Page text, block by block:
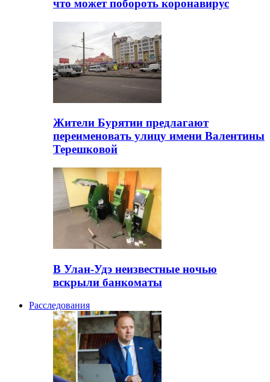
что может побороть коронавирус
Жители Бурятии предлагают
переименовать улицу имени Валентины
Терешковой
В Улан-Удэ неизвестные ночью
вскрыли банкоматы
Расследования